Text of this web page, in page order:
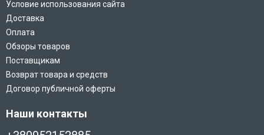
Условие использования сайта
Доставка
Оплата
Обзоры товаров
Поставщикам
Возврат товара и средств
Договор публичной оферты
Наши контакты